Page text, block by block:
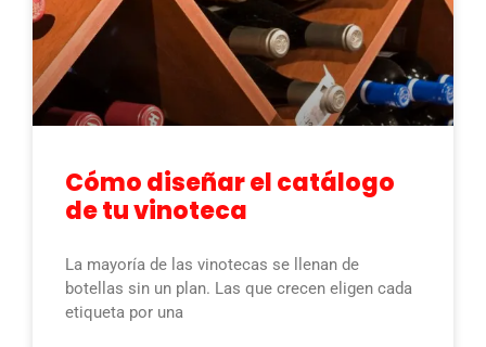
Cómo diseñar el catálogo
de tu vinoteca
La mayoría de las vinotecas se llenan de
botellas sin un plan. Las que crecen eligen cada
etiqueta por una